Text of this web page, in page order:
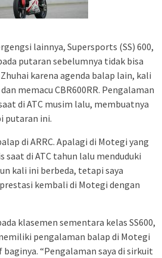
lainnya, Supersports (SS) 600,
putaran sebelumnya tidak bisa
karena agenda balap lain, kali
memacu CBR600RR. Pengalaman
di ATC musim lalu, membuatnya
putaran ini.
di ARRC. Apalagi di Motegi yang
di ATC tahun lalu menduduki
kali ini berbeda, tetapi saya
kembali di Motegi dengan
klasemen sementara kelas SS600,
pengalaman balap di Motegi
“Pengalaman saya di sirkuit